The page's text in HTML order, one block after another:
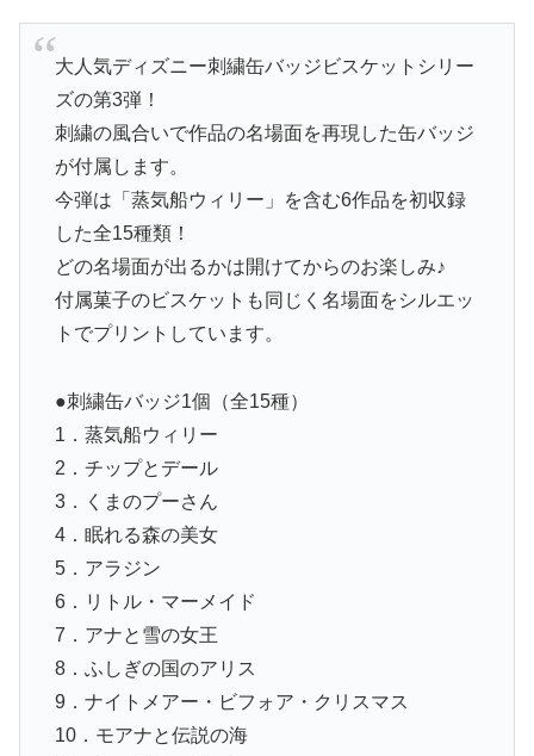
大人気ディズニー刺繍缶バッジビスケットシリー
ズの第3弾！
刺繍の風合いで作品の名場面を再現した缶バッジ
が付属します。
今弾は「蒸気船ウィリー」を含む6作品を初収録
した全15種類！
どの名場面が出るかは開けてからのお楽しみ♪
付属菓子のビスケットも同じく名場面をシルエッ
トでプリントしています。
●刺繍缶バッジ1個（全15種）
1．蒸気船ウィリー
2．チップとデール
3．くまのプーさん
4．眠れる森の美女
5．アラジン
6．リトル・マーメイド
7．アナと雪の女王
8．ふしぎの国のアリス
9．ナイトメアー・ビフォア・クリスマス
10．モアナと伝説の海